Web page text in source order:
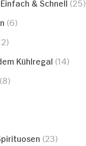
& Schnell (25)
(6)
Kühlregal (14)
(8)
(23)